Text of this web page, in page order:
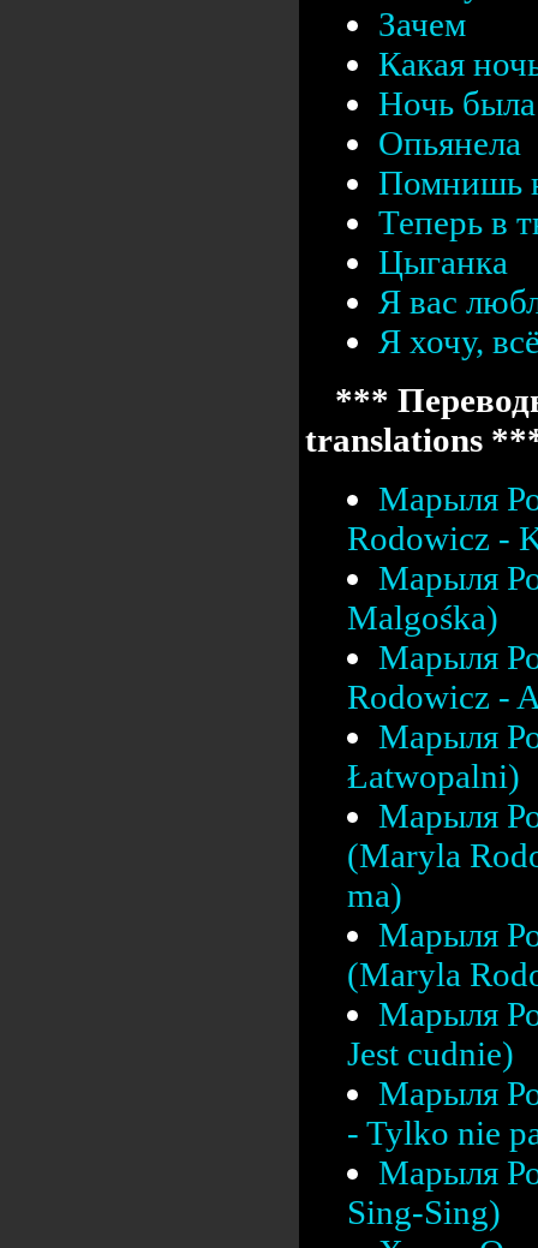
Зачем
Какая
Ночь была
Опьянела
Помнишь
Теперь в
Цыганка
Я вас
Я хочу,
***
translations
Марыля
Rodowicz -
Марыля
Malgośka)
Марыля
Rodowicz -
Марыля
Łatwopalni)
Марыля
(Maryla
ma)
Марыля
(Maryla
Марыля
Jest cudnie)
Марыля
- Tylko nie
Марыля
Sing-Sing)